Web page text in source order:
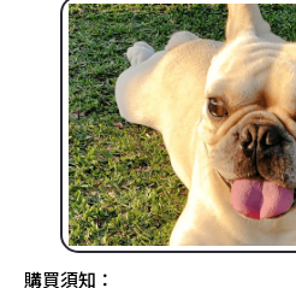
購買須知：